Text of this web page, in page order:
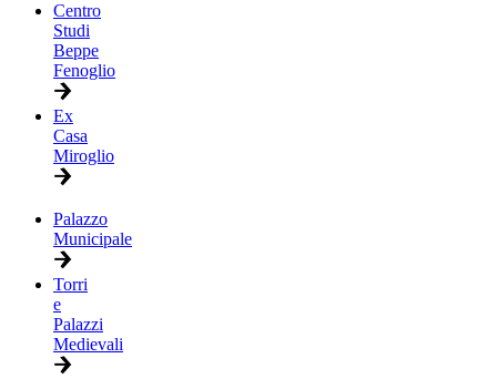
Centro
Studi
Beppe
Fenoglio
Ex
Casa
Miroglio
Palazzo
Municipale
Torri
e
Palazzi
Medievali